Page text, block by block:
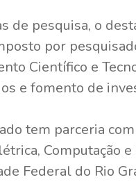
de pesquisa, o
por
Científico e
e fomento de
tem parceria
Computação
Federal do Rio